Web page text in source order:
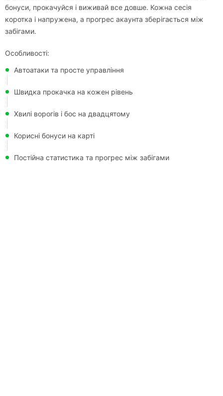
бонуси, прокачуйся і виживай все довше. Кожна сесія
коротка і напружена, а прогрес акаунта зберігається між
забігами.
Особливості:
Автоатаки та просте управління
Швидка прокачка на кожен рівень
Хвилі ворогів і бос на двадцятому
Корисні бонуси на карті
Постійна статистика та прогрес між забігами